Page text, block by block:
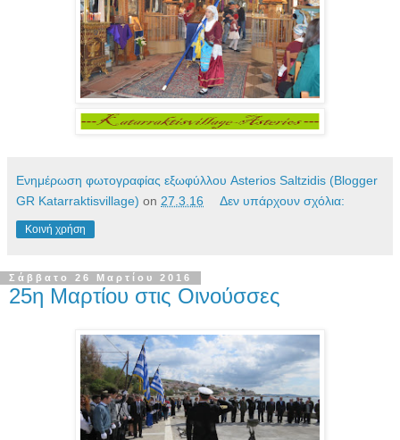
Ενημέρωση φωτογραφίας εξωφύλλου Asterios Saltzidis (Blogger
GR Katarraktisvillage) on 27.3.16 Δεν υπάρχουν σχόλια:
Κοινή χρήση
Σάββατο 26 Μαρτίου 2016
25η Μαρτίου στις Οινούσσες